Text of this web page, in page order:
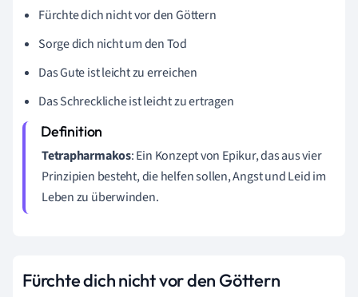
Fürchte dich nicht vor den Göttern
Sorge dich nicht um den Tod
Das Gute ist leicht zu erreichen
Das Schreckliche ist leicht zu ertragen
Tetrapharmakos: Ein Konzept von Epikur, das aus vier
Prinzipien besteht, die helfen sollen, Angst und Leid im
Leben zu überwinden.
Fürchte dich nicht vor den Göttern